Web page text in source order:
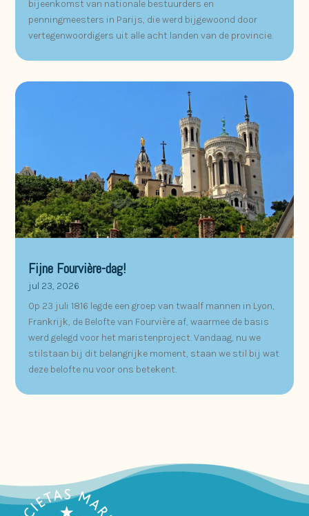
bijeenkomst van nationale bestuurders en
penningmeesters in Parijs, die werd bijgewoond door
vertegenwoordigers uit alle acht landen van de provincie.
Fijne Fourvière-dag!
jul 23, 2026
Op 23 juli 1816 legde een groep van twaalf mannen in Lyon,
Frankrijk, de Belofte van Fourvière af, waarmee de basis
werd gelegd voor het maristenproject. Vandaag, nu we
stilstaan bij dit belangrijke moment, staan we stil bij wat
deze belofte nu voor ons betekent.